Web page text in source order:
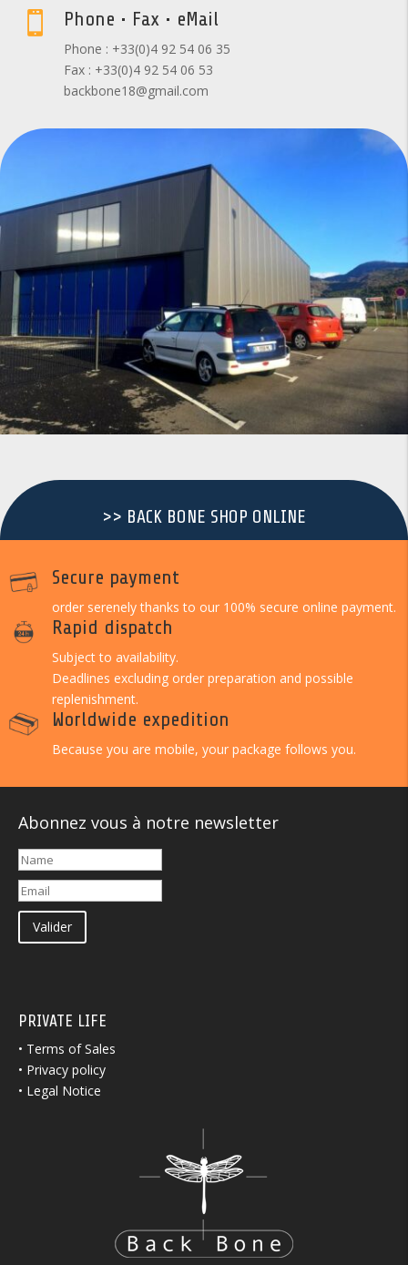
 Phone • Fax • eMail
Phone : +33(0)4 92 54 06 35
Fax : +33(0)4 92 54 06 53
backbone18@gmail.com
>> BACK BONE SHOP ONLINE
Secure payment
order serenely thanks to our 100% secure online payment.
Rapid dispatch
Subject to availability.
Deadlines excluding order preparation and possible
replenishment.
Worldwide expedition
Because you are mobile, your package follows you.
Abonnez vous à notre newsletter
Valider
PRIVATE LIFE
• Terms of Sales
• Privacy policy
• Legal Notice